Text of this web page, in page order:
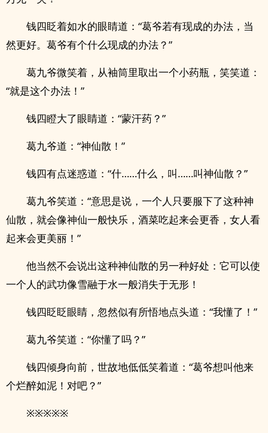
钱四眨着如水的眼睛道：“葛爷若有现成的办法，当
然更好。葛爷有个什么现成的办法？”
葛九爷微笑着，从袖筒里取出一个小药瓶，笑笑道：
“就是这个办法！”
钱四瞪大了眼睛道：“蒙汗药？”
葛九爷道：“神仙散！”
钱四有点迷惑道：“什……什么，叫……叫神仙散？”
葛九爷笑道：“意思是说，一个人只要服下了这种神
仙散，就会像神仙一般快乐，酒菜吃起来会更香，女人看
起来会更美丽！”
他当然不会说出这种神仙散的另一种好处：它可以使
一个人的武功像雪融于水一般消失于无形！
钱四眨眨眼睛，忽然似有所悟地点头道：“我懂了！”
葛九爷笑道：“你懂了吗？”
钱四倾身向前，世故地低低笑着道：“葛爷想叫他来
个烂醉如泥！对吧？”
※※※※※